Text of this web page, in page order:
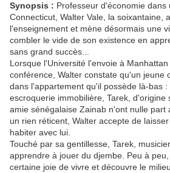
Synopsis : Professeur d'économie dans
Connecticut, Walter Vale, la soixantaine,
l'enseignement et mène désormais une
combler le vide de son existence en
sans grand succès...
Lorsque l'Université l'envoie à
conférence, Walter constate qu'un jeune
dans l'appartement qu'il possède là-bas
escroquerie immobilière, Tarek, d'origine
amie sénégalaise Zainab n'ont nulle part
un rien réticent, Walter accepte de
habiter avec lui.
Touché par sa gentillesse, Tarek,
apprendre à jouer du djembe. Peu à
certaine joie de vivre et découvre le